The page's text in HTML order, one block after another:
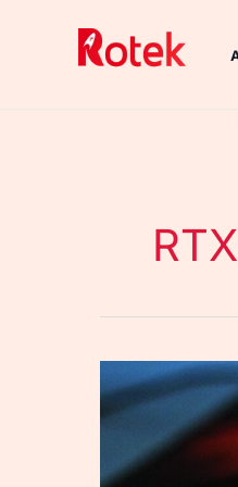
Quelles
sont
les
performances